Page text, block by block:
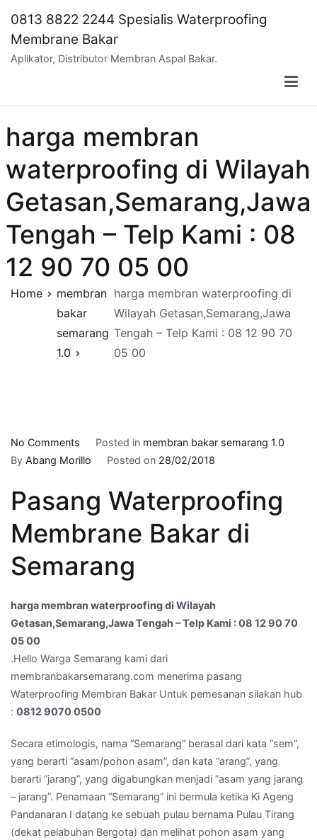
content
0813 8822 2244 Spesialis Waterproofing
Membrane Bakar
Aplikator, Distributor Membran Aspal Bakar.
harga membran
waterproofing di Wilayah
Getasan,Semarang,Jawa
Tengah – Telp Kami : 08
12 90 70 05 00
Home
membran
bakar
semarang
1.0
harga membran waterproofing di
Wilayah Getasan,Semarang,Jawa
Tengah – Telp Kami : 08 12 90 70
05 00
No Comments
harga
waterproofing
di
Wilayah
Tengah
Telp
Kami
08
12
90
70
00
Posted in membran bakar semarang 1.0
By Abang Morillo Posted on 28/02/2018
Pasang Waterproofing
Membrane Bakar di
Semarang
harga membran waterproofing di Wilayah
Getasan,Semarang,Jawa Tengah – Telp Kami : 08 12 90 70
05 00
.Hello Warga Semarang kami dari
membranbakarsemarang.com menerima pasang
Waterproofing Membran Bakar Untuk pemesanan silakan hub
: 0812 9070 0500
Secara etimologis, nama “Semarang” berasal dari kata “sem”,
yang berarti “asam/pohon asam”, dan kata “arang”, yang
berarti “jarang”, yang digabungkan menjadi “asam yang jarang
– jarang”. Penamaan “Semarang” ini bermula ketika Ki Ageng
Pandanaran I datang ke sebuah pulau bernama Pulau Tirang
(dekat pelabuhan Bergota) dan melihat pohon asam yang